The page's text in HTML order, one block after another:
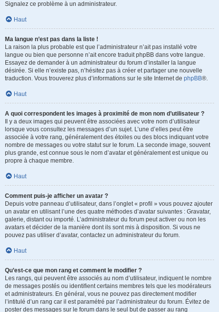
Signalez ce problème à un administrateur.
Haut
Ma langue n’est pas dans la liste !
La raison la plus probable est que l’administrateur n’ait pas installé votre
langue ou bien que personne n’ait encore traduit phpBB dans votre langue.
Essayez de demander à un administrateur du forum d’installer la langue
désirée. Si elle n’existe pas, n’hésitez pas à créer et partager une nouvelle
traduction. Vous trouverez plus d’informations sur le site Internet de phpBB®.
Haut
A quoi correspondent les images à proximité de mon nom d’utilisateur ?
Il y a deux images qui peuvent être associées avec votre nom d’utilisateur
lorsque vous consultez les messages d’un sujet. L’une d’elles peut être
associée à votre rang, généralement des étoiles ou des blocs indiquant votre
nombre de messages ou votre statut sur le forum. La seconde image, souvent
plus grande, est connue sous le nom d’avatar et généralement est unique ou
propre à chaque membre.
Haut
Comment puis-je afficher un avatar ?
Depuis votre panneau d’utilisateur, dans l’onglet « profil » vous pouvez ajouter
un avatar en utilisant l’une des quatre méthodes d’avatar suivantes : Gravatar,
galerie, distant ou importé. L’administrateur du forum peut activer ou non les
avatars et décider de la manière dont ils sont mis à disposition. Si vous ne
pouvez pas utiliser d’avatar, contactez un administrateur du forum.
Haut
Qu’est-ce que mon rang et comment le modifier ?
Les rangs, qui peuvent être associés au nom d’utilisateur, indiquent le nombre
de messages postés ou identifient certains membres tels que les modérateurs
et administrateurs. En général, vous ne pouvez pas directement modifier
l’intitulé d’un rang car il est paramétré par l’administrateur du forum. Évitez de
poster des messages sur le forum dans le seul but de passer au rang